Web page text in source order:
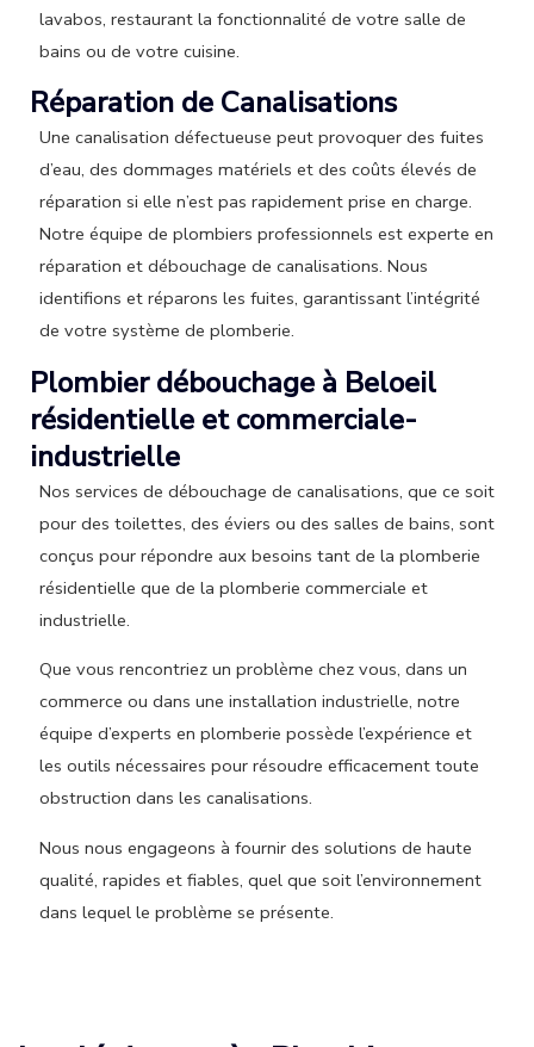
lavabos, restaurant la fonctionnalité de votre salle de
bains ou de votre cuisine.
Réparation de Canalisations
Une canalisation défectueuse peut provoquer des fuites
d’eau, des dommages matériels et des coûts élevés de
réparation si elle n’est pas rapidement prise en charge.
Notre équipe de plombiers professionnels est experte en
réparation et débouchage de canalisations. Nous
identifions et réparons les fuites, garantissant l’intégrité
de votre système de plomberie.
Plombier débouchage à Beloeil
résidentielle et commerciale-
industrielle
Nos services de débouchage de canalisations, que ce soit
pour des toilettes, des éviers ou des salles de bains, sont
conçus pour répondre aux besoins tant de la plomberie
résidentielle que de la plomberie commerciale et
industrielle.
Que vous rencontriez un problème chez vous, dans un
commerce ou dans une installation industrielle, notre
équipe d’experts en plomberie possède l’expérience et
les outils nécessaires pour résoudre efficacement toute
obstruction dans les canalisations.
Nous nous engageons à fournir des solutions de haute
qualité, rapides et fiables, quel que soit l’environnement
dans lequel le problème se présente.